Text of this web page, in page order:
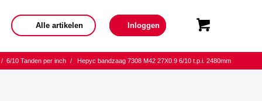
Alle artikelen Inloggen
/ 6/10 Tanden per inch / Hepyc bandzaag 7308 M42 27X0.9 6/10 t.p.i. 2480mm